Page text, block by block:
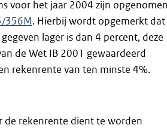
voor het jaar 2004 zijn
356M. Hierbij wordt opgemerkt dat
lager is dan 4 percent, deze
de Wet IB 2001 gewaardeerd
rekenrente van ten minste 4%.
de rekenrente dient te worden